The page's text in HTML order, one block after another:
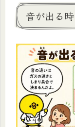
音が出る